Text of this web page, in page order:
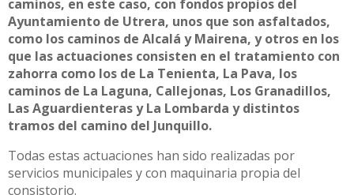
caminos, en este caso, con fondos propios del
Ayuntamiento de Utrera, unos que son asfaltados,
como los caminos de Alcalá y Mairena, y otros en los
que las actuaciones consisten en el tratamiento con
zahorra como los de La Tenienta, La Pava, los
caminos de La Laguna, Callejonas, Los Granadillos,
Las Aguardienteras y La Lombarda y distintos
tramos del camino del Junquillo.
Todas estas actuaciones han sido realizadas por
servicios municipales y con maquinaria propia del
consistorio.